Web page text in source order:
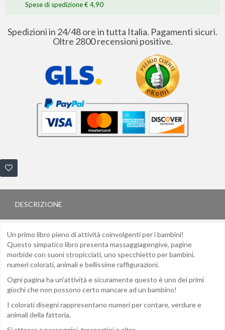
Spese di spedizione € 4,90
Spedizioni in 24/48 ore in tutta Italia. Pagamenti sicuri.
Oltre 2800 recensioni positive.
DESCRIZIONE
Un primo libro pieno di attività coinvolgenti per i bambini!
Questo simpatico libro presenta massaggiagengive, pagine
morbide con suoni stropicciati, uno specchietto per bambini,
numeri colorati, animali e bellissime raffigurazioni.
Ogni pagina ha un'attività e sicuramente questo è uno dei primi
giochi che non possono certo mancare ad un bambino!
I colorati disegni rappresentano numeri per contare, verdure e
animali della fattoria.